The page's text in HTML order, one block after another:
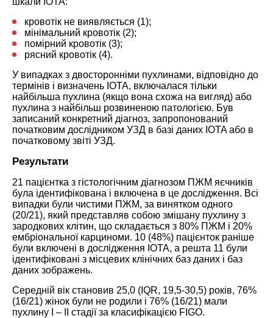
кровотік не виявляється (1);
мінімальний кровотік (2);
помірний кровотік (3);
рясний кровотік (4).
У випадках з двосторонніми пухлинами, відповідно до
термінів і визначень IOTA, включалася тільки
найбільша пухлина (якщо вона схожа на вигляд) або
пухлина з найбільш розвиненою патологією. Був
записаний конкретний діагноз, запропонований
початковим дослідником УЗД в базі даних IOTA або в
початковому звіті УЗД.
Результати
21 пацієнтка з гістологічним діагнозом ПЖМ яєчників
була ідентифікована і включена в це дослідження. Всі
випадки були чистими ПЖМ, за винятком одного
(20/21), який представляв собою змішану пухлину з
зародкових клітин, що складається з 80% ПЖМ і 20%
ембріональної карциноми. 10 (48%) пацієнток раніше
були включені в дослідження IOTA, а решта 11 були
ідентифіковані з місцевих клінічних баз даних і баз
даних зображень.
Середній вік становив 25,0 (IQR, 19,5-30,5) років, 76%
(16/21) жінок були не родили і 76% (16/21) мали
пухлину I – II стадії за класифікацією FIGO.